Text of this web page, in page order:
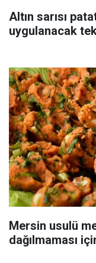
Altın sarısı
uygulanacak
Mersin usulü
dağılmaması